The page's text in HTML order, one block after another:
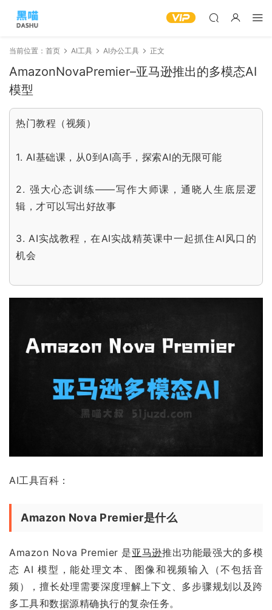
当前位置： 首页 AI工具 AI办公工具 正文
AmazonNovaPremier–亚马逊推出的多模态AI
模型
热门教程（视频）
1. AI基础课，从0到AI高手，探索AI的无限可能
2. 强大心态训练——写作大师课，通晓人生底层逻
辑，才可以写出好故事
3.AI实战教程，在AI实战精英课中一起抓住AI风口的
机会
AI工具百科：
Amazon Nova Premier是什么
Amazon Nova Premier 是亚马逊推出功能最强大的多模
态 AI 模型，能处理文本、图像和视频输入（不包括音
频），擅长处理需要深度理解上下文、多步骤规划以及跨
多工具和数据源精确执行的复杂任务。